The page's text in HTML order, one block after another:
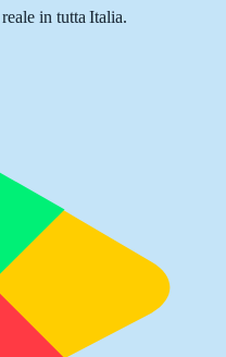
in tutta Italia.